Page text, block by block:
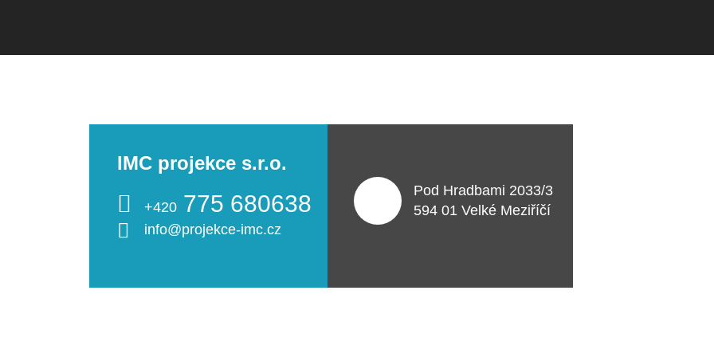
IMC projekce s.r.o.
+420 775 680638
info@projekce-imc.cz
Pod Hradbami 2033/3
594 01 Velké Meziříčí